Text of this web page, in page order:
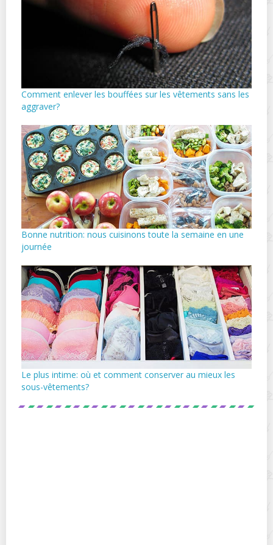
Comment enlever les bouffées sur les vêtements sans les
aggraver?
Bonne nutrition: nous cuisinons toute la semaine en une
journée
Le plus intime: où et comment conserver au mieux les
sous-vêtements?